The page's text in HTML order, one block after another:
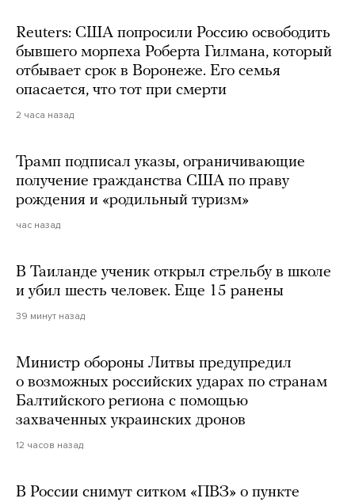
Reuters: США попросили Россию освободить
бывшего морпеха Роберта Гилмана, который
отбывает срок в Воронеже. Его семья
опасается, что тот при смерти
2 часа назад
Трамп подписал указы, ограничивающие
получение гражданства США по праву
рождения и «родильный туризм»
час назад
В Таиланде ученик открыл стрельбу в школе
и убил шесть человек. Еще 15 ранены
39 минут назад
Министр обороны Литвы предупредил
о возможных российских ударах по странам
Балтийского региона с помощью
захваченных украинских дронов
12 часов назад
В России снимут ситком «ПВЗ» о пункте